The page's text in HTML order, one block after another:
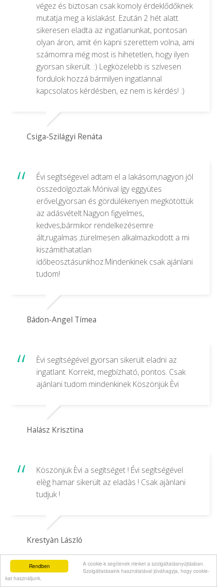
Rendben
A cookie-k segítenek minket a szolgáltatásnyújtásban.
Szolgáltatásaink használatával jóváhagyja, hogy cookie-
kat használjunk.
végez és biztosan csak komoly érdeklődőknek
mutatja meg a kislakást. Ezután 2 hét alatt
sikeresen eladta az ingatlanunkat, pontosan
olyan áron, amit én kapni szerettem volna, ami
számomra még most is hihetetlen, hogy ilyen
gyorsan sikerült. :) Legközelebb is szívesen
fordulok hozzá bármilyen ingatlannal
kapcsolatos kérdésben, ez nem is kérdés! :)
Csiga-Szilágyi Renáta
Évi segítségevel adtam el a lakásom,nagyon jól
összedolgoztak Mónival így eggyütes
erővel,gyorsan és gördülékenyen megkötöttük
az adásvételt.Nagyon figyelmes,
kedves,bármikor rendelkezésemre
ált,rugalmas ,türelmesen alkalmazkodott a mi
kiszámithatatlan
időbeosztásunkhoz.Mindenkinek csak ajánlani
tudom!
Bádon-Angel Tímea
Èvi segítségével gyorsan sikerült eladni az
ingatlant. Korrekt, megbízható, pontos. Csak
ajánlani tudom mindenkinek Köszönjük Èvi
Halász Krisztina
Köszönjük Èvi a segítséget ! Évi segítségével
elèg hamar sikerült az eladàs ! Csak ajànlani
tudjuk !
Krestyàn László
Évát mindenkinek jó szívvel tudom ajánlani,